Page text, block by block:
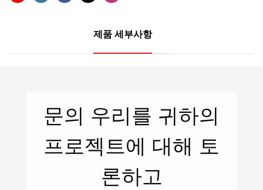
제품 세부사항
문의 우리를 귀하의
프로젝트에 대해 토
론하고